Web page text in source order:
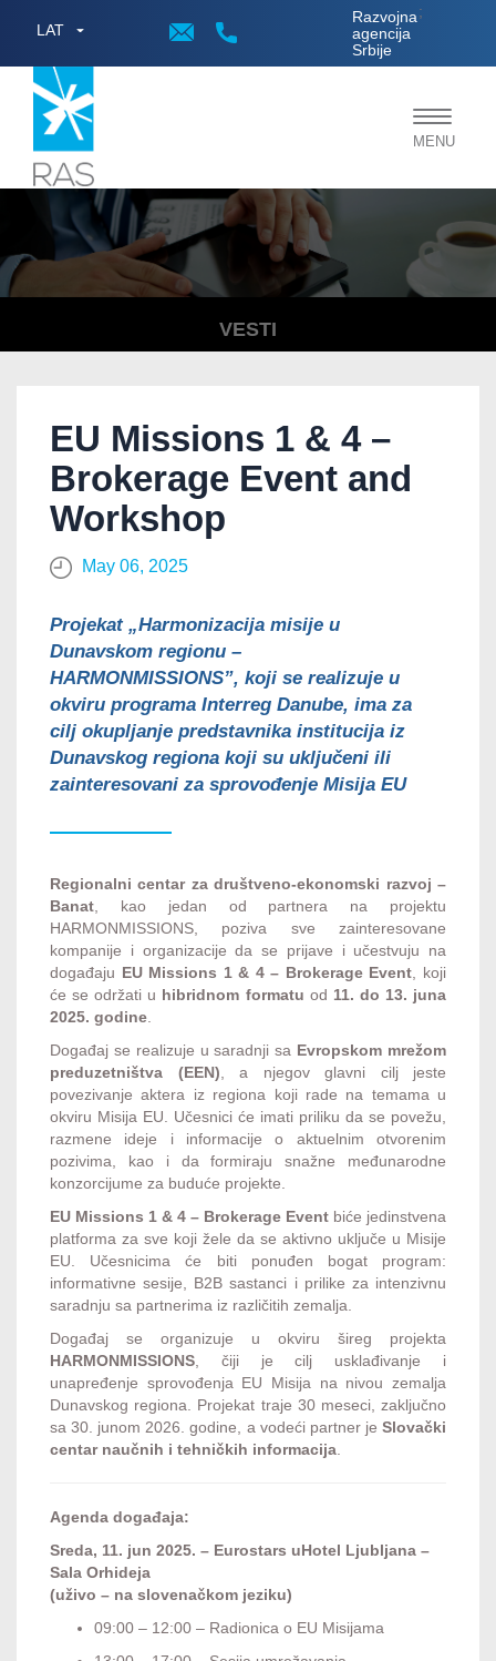
LAT
Razvojna
agencija
Srbije
;
Toggle
MENU
VESTI
EU Missions 1 & 4 –
Brokerage Event and
Workshop
May 06, 2025
Projekat „Harmonizacija misije u
Dunavskom regionu –
HARMONMISSIONS”, koji se realizuje u
okviru programa Interreg Danube, ima za
cilj okupljanje predstavnika institucija iz
Dunavskog regiona koji su uključeni ili
zainteresovani za sprovođenje Misija EU
Regionalni centar za društveno-ekonomski razvoj –
Banat , kao jedan od partnera na projektu
HARMONMISSIONS, poziva sve zainteresovane
kompanije i organizacije da se prijave i učestvuju na
događaju EU Missions 1 & 4 – Brokerage Event , koji
će se održati u hibridnom formatu od 11. do 13. juna
2025. godine
Događaj se realizuje u saradnji sa Evropskom mrežom
preduzetništva (EEN) , a njegov glavni cilj jeste
povezivanje aktera iz regiona koji rade na temama u
okviru Misija EU. Učesnici će imati priliku da se povežu,
razmene ideje i informacije o aktuelnim otvorenim
pozivima, kao i da formiraju snažne međunarodne
konzorcijume za buduće projekte.
EU Missions 1 & 4 – Brokerage Event biće jedinstvena
platforma za sve koji žele da se aktivno uključe u Misije
EU. Učesnicima će biti ponuđen bogat program:
informativne sesije, B2B sastanci i prilike za intenzivnu
saradnju sa partnerima iz različitih zemalja.
Događaj se organizuje u okviru šireg projekta
HARMONMISSIONS , čiji je cilj usklađivanje i
unapređenje sprovođenja EU Misija na nivou zemalja
Dunavskog regiona. Projekat traje 30 meseci, zaključno
sa 30. junom 2026. godine, a vodeći partner je Slovački
centar naučnih i tehničkih informacija
Agenda događaja:
Sreda, 11. jun 2025. – Eurostars uHotel Ljubljana –
Sala Orhideja
(uživo – na slovenačkom jeziku)
09:00 – 12:00 – Radionica o EU Misijama